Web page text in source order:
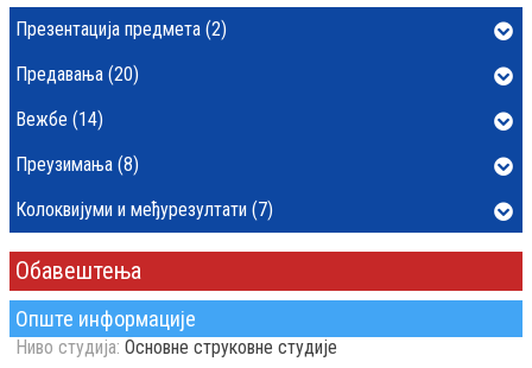
Опште информације
Ниво студија: Основне струковне студије
Презентација предмета (2)
Предавања (20)
Вежбе (14)
Преузимања (8)
Колоквијуми и међурезултати (7)
Обавештења